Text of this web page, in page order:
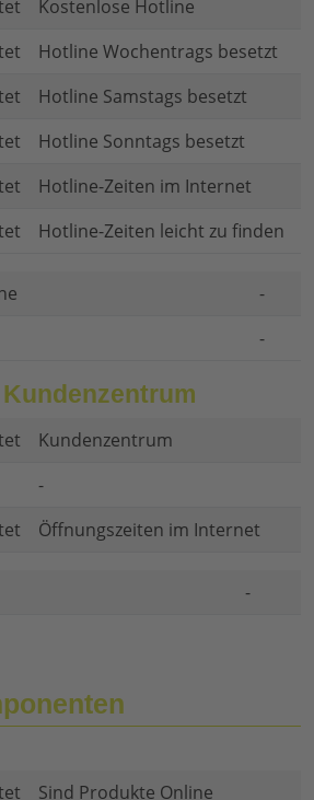
Kostenlose Hotline
Hotline Wochentrags besetzt
Hotline Samstags besetzt
Hotline Sonntags besetzt
Hotline-Zeiten im Internet
Hotline-Zeiten leicht zu finden
-
-
Kundenzentrum
-
Öffnungszeiten im Internet
-
Sind Produkte Online